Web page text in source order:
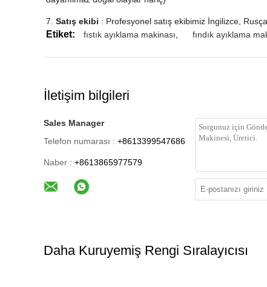
7. Satış ekibi : Profesyonel satış ekibimiz İngilizce,
Etiket: fıstık ayıklama makinası fındık ayıklama
İletişim bilgileri
Sales Manager
Telefon numarası : +8613399547686
Naber : +8613865977579
Daha Kuruyemiş Rengi Sıralayıcısı